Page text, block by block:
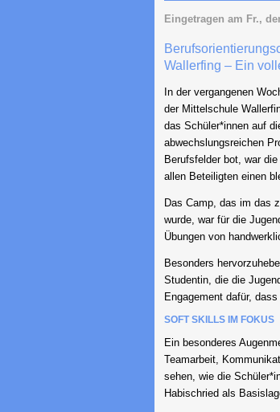
Eingetragen am Fr.,
Wallerfing – Ein
In der vergangenen
der Mittelschule
das Schüler*innen auf
abwechslungsreichen
Berufsfelder bot, war
allen Beteiligten einen
Das Camp, das im das
wurde, war für die
Übungen von
Besonders
Studentin, die die
Engagement dafür,
SOFT SKILLS IM FOKUS
Ein besonderes
Teamarbeit,
sehen, wie die
Habischried als